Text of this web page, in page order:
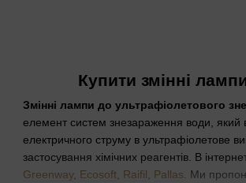
Купити змінні
Змінні лампи до ультрафіолетового
елемент систем знезараження води, який
електричного струму в ультрафіолетове
застосування хімічних реагентів. В
Greenway, Ecosoft Raifil Pallas . Ми